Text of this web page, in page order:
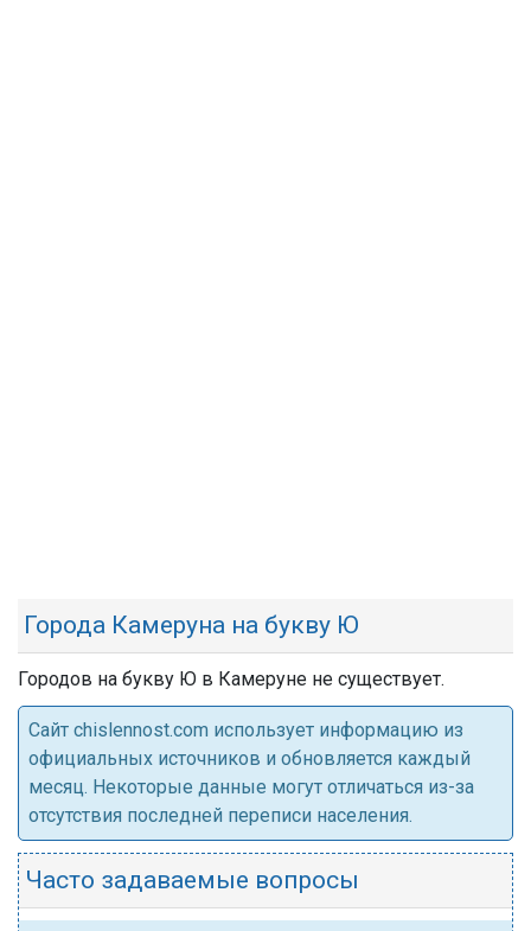
Города Камеруна на букву Ю
Городов на букву Ю в Камеруне не существует.
Cайт chislennost.com использует информацию из
официальных источников и обновляется каждый
месяц. Некоторые данные могут отличаться из-за
отсутствия последней переписи населения.
Часто задаваемые вопросы